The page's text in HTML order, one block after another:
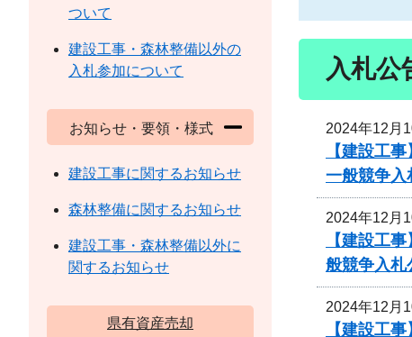
入札公
2024年12月
【建設工
一般競争入
2024年12月
【建設工
般競争入札
2024年12月
【建設工
ついて
建設工事・森林整備以外の
入札参加について
お知らせ・要領・様式
建設工事に関するお知らせ
森林整備に関するお知らせ
建設工事・森林整備以外に
関するお知らせ
県有資産売却